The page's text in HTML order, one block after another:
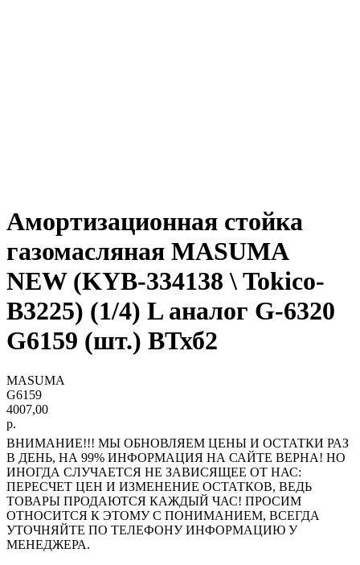
Амортизационная стойка
газомасляная MASUMA
NEW (KYB-334138 \ Tokico-
B3225) (1/4) L аналог G-6320
G6159 (шт.) ВТхб2
MASUMA
G6159
4007,00
р.
ВНИМАНИЕ!!! МЫ ОБНОВЛЯЕМ ЦЕНЫ И ОСТАТКИ РАЗ
В ДЕНЬ, НА 99% ИНФОРМАЦИЯ НА САЙТЕ ВЕРНА! НО
ИНОГДА СЛУЧАЕТСЯ НЕ ЗАВИСЯЩЕЕ ОТ НАС:
ПЕРЕСЧЕТ ЦЕН И ИЗМЕНЕНИЕ ОСТАТКОВ, ВЕДЬ
ТОВАРЫ ПРОДАЮТСЯ КАЖДЫЙ ЧАС! ПРОСИМ
ОТНОСИТСЯ К ЭТОМУ С ПОНИМАНИЕМ, ВСЕГДА
УТОЧНЯЙТЕ ПО ТЕЛЕФОНУ ИНФОРМАЦИЮ У
МЕНЕДЖЕРА.